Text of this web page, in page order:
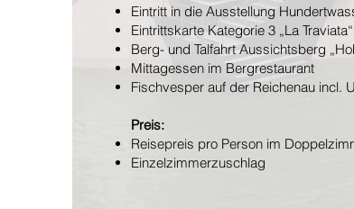
Eintritt in die Ausstellung
Eintrittskarte Kategorie 3 „La Traviata“
Berg- und Talfahrt Aussichtsberg
Mittagessen im Bergrestaurant
Fischvesper auf der Reichenau incl.
Preis:
Reisepreis pro Person im